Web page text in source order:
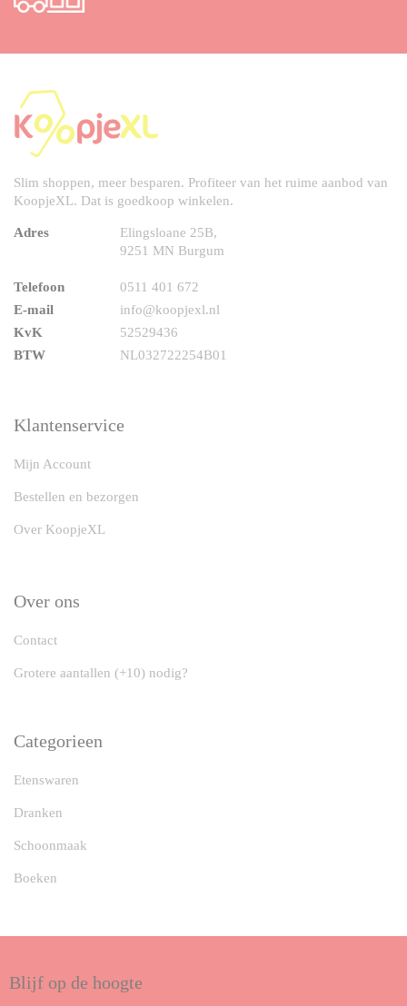
Slim shoppen, meer besparen. Profiteer van het ruime aanbod van
KoopjeXL. Dat is goedkoop winkelen.
Adres
Elingsloane 25B,
9251 MN Burgum
Telefoon
0511 401 672
E-mail
info@koopjexl.nl
KvK
52529436
BTW
NL032722254B01
Klantenservice
Mijn Account
Bestellen en bezorgen
Over KoopjeXL
Over ons
Contact
Grotere aantallen (+10) nodig?
Categorieen
Etenswaren
Dranken
Schoonmaak
Boeken
Blijf op de hoogte